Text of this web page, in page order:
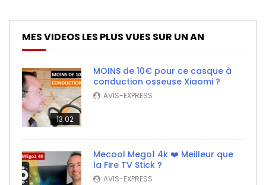
MES VIDEOS LES PLUS VUES SUR UN AN
13:02
MOINS de 10€ pour ce casque à
conduction osseuse Xiaomi ?
AVIS-EXPRESS
Mecool Mego1 4k ❤️ Meilleur que
la Fire TV Stick ?
AVIS-EXPRESS